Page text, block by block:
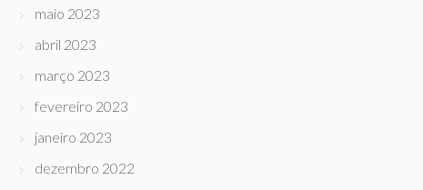
maio 2023
abril 2023
março 2023
fevereiro 2023
janeiro 2023
dezembro 2022